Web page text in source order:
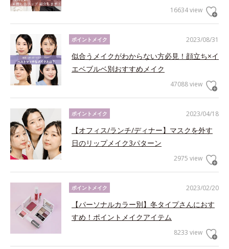
16634 view
2023/08/31
ポイントメイク
似合うメイクがわからない方必見！顔立ち×イ
エベブルベ別おすすめメイク
47088 view
2023/04/18
ポイントメイク
【オフィス/ランチ/ディナー】マスクを外す
日のリップメイク3パターン
2975 view
2023/02/20
ポイントメイク
【パーソナルカラー別】冬タイプさんにおす
すめ！ポイントメイクアイテム
8233 view